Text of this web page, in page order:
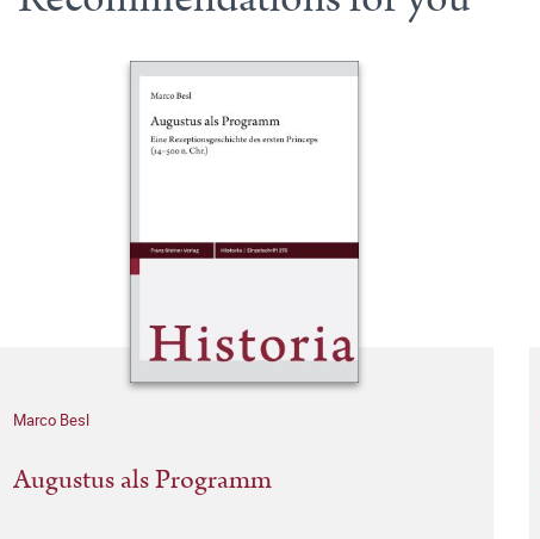
Marco Besl
Augustus als Programm